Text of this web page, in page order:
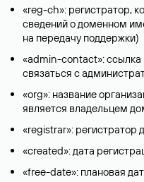
«reg-ch»: регистратор,
сведений о доменном
на передачу поддержки)
«admin-contact»: ссылка
связаться с
«org»: название
является владельцем
«registrar»: регистратор
«created»: дата
«free-date»: плановая